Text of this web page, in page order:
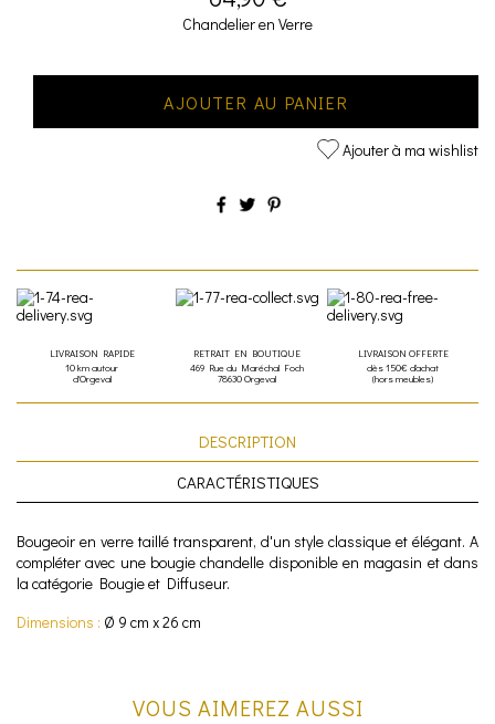
Chandelier en Verre
AJOUTER AU PANIER
Ajouter à ma wishlist
LIVRAISON RAPIDE
10 km autour
d'Orgeval
RETRAIT EN BOUTIQUE
469 Rue du Maréchal Foch
78630 Orgeval
LIVRAISON OFFERTE
dès 150€ d'achat
(hors meubles)
DESCRIPTION
CARACTÉRISTIQUES
Bougeoir en verre taillé transparent, d'un style classique et élégant. A
compléter avec une bougie chandelle disponible en magasin et dans
la catégorie Bougie et Diffuseur.
Dimensions : Ø 9 cm x 26 cm
VOUS AIMEREZ AUSSI